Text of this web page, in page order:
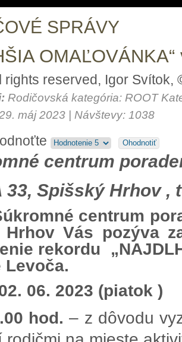
SPRÁVY
rights reserved, Igor Svítok,
Rodičovská kategória: ROOT
máj 2023 | Návštevy: 1038
centrum
33, Spišský Hrhov ,
centrum
Hrhov Vás pozýva
rekordu
Levoča.
06. 2023 (piatok )
hod. – z dôvodu